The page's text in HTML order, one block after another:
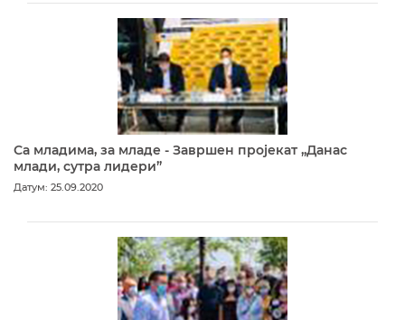
Са младима, за младе - Завршен пројекат „Данас
млади, сутра лидери”
Датум: 25.09.2020